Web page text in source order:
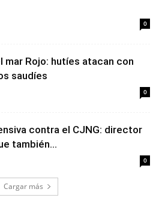
0
mar Rojo: hutíes atacan con
saudíes
0
contra el CJNG: director
también...
0
Cargar más